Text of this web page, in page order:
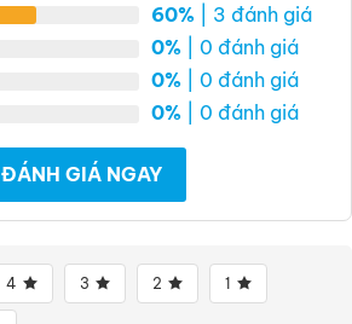
60% | 3 đánh giá
0% | 0 đánh giá
0% | 0 đánh giá
0% | 0 đánh giá
ĐÁNH GIÁ NGAY
4 3 2 1